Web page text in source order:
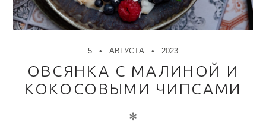
5 АВГУСТА 2023
ОВСЯНКА С МАЛИНОЙ И
КОКОСОВЫМИ ЧИПСАМИ
✻